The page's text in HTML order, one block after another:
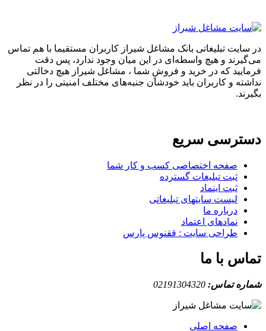
در سایت تبلیغاتی بانک مشاغل شیراز کاربران مستقیما با هم تماس
می‌گیرند و هیچ واسطه‌ای در این میان وجود ندارد، پس دقت
فرمایید که در خرید و فروشِ شما ، مشاغل شیراز هیچ دخالتی
نداشته و کاربران باید خودشان جنبه‌های مختلف امنیتی را در نظر
بگیرند.
دسترسی سریع
صفحه اختصاصی کسب و کار شما
ثبت تبلیغات گسترده
ثبت اینماد
لیست سایتهای تبلیغاتی
درباره ما
نمادهای اعتماد
طراحی سایت : ققنوس پارس
تماس با ما
شماره تماس: 02191304320
صفحه اصلی